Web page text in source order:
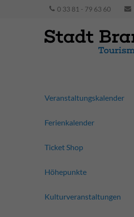
0 33 81 - 79 63 60
Veranstaltungskalender
Ferienkalender
Ticket Shop
Höhepunkte
Kulturveranstaltungen